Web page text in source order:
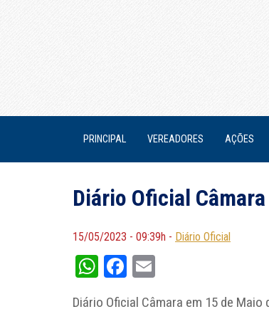
PRINCIPAL VEREADORES AÇÕES
Diário Oficial
15/05/2023 - 09:39h - Diário Oficial
WhatsApp
Facebook
Diário Oficial Câmara em 15 de Maio